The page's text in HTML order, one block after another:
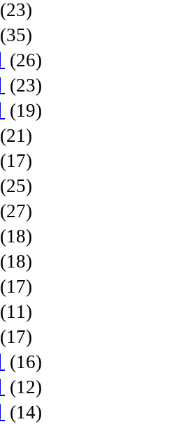
(23)
(35)
(26)
(23)
(19)
(21)
(17)
(25)
(27)
(18)
(18)
(17)
(11)
(17)
(16)
(12)
(14)